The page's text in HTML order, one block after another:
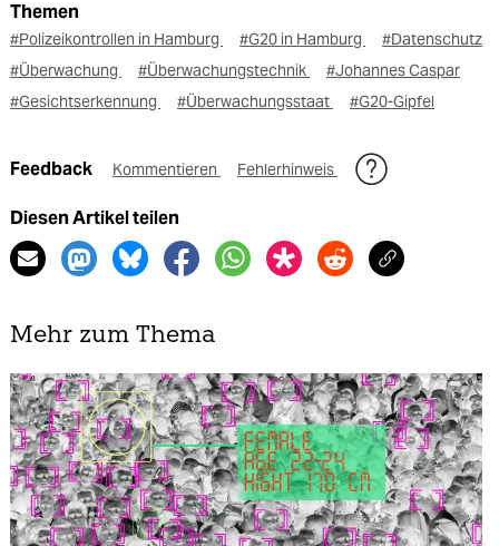
Themen
#Polizeikontrollen in Hamburg #G20 in Hamburg
#Datenschutz
#Überwachung
#Überwachungstechnik
#Johannes Caspar
#Gesichtserkennung
#Überwachungsstaat #G20-Gipfel
Feedback Kommentieren Fehlerhinweis
Diesen Artikel teilen
Mehr zum Thema